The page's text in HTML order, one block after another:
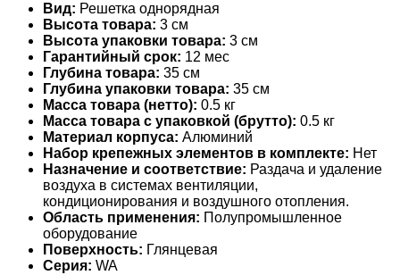
Вид: Решетка однорядная
Высота товара: 3 см
Высота упаковки товара: 3 см
Гарантийный срок: 12 мес
Глубина товара: 35 см
Глубина упаковки товара: 35 см
Масса товара (нетто): 0.5 кг
Масса товара с упаковкой (брутто): 0.5 кг
Материал корпуса: Алюминий
Набор крепежных элементов в комплекте: Нет
Назначение и соответствие: Раздача и удаление
воздуха в системах вентиляции,
кондиционирования и воздушного отопления.
Область применения: Полупромышленное
оборудование
Поверхность: Глянцевая
Серия: WA